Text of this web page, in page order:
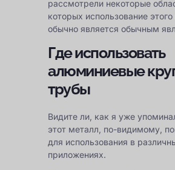
рассмотрели некоторые
которых использование
обычно является обычным
Где использовать
алюминиевые
трубы
Видите ли, как я уже
этот металл, по-видимому,
для использования в
приложениях.